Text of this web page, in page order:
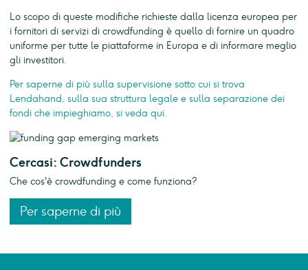
Lo scopo di queste modifiche richieste dalla licenza europea per
i fornitori di servizi di crowdfunding è quello di fornire un quadro
uniforme per tutte le piattaforme in Europa e di informare meglio
gli investitori.
Per saperne di più sulla supervisione sotto cui si trova
Lendahand, sulla sua struttura legale e sulla separazione dei
fondi che impieghiamo, si veda qui.
Cercasi: Crowdfunders
Che cos'è crowdfunding e come funziona?
Per saperne di più